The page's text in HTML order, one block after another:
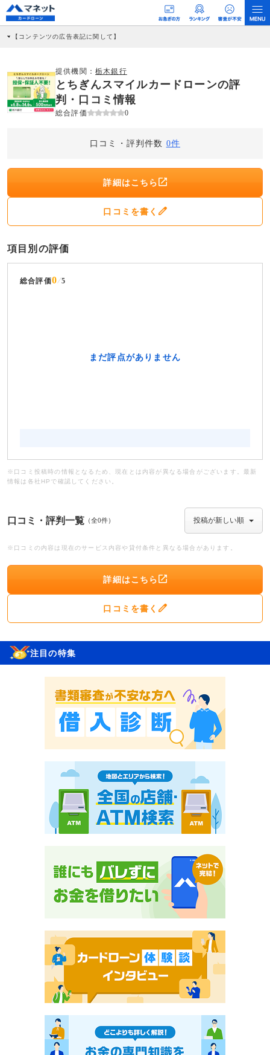
【コンテンツの広告表記に関して】
商品を根拠なくPRするものではなく、当編集部の調査／ユーザーへの口コミ収集な
どに基づき、公平性を担保した情報提供を行っています。
>提携企業一覧
提供機関： 栃木銀行
とちぎんスマイルカードローンの評
判・口コミ情報
総合評価 0
口コミ・評判件数 0件
詳細はこちら
口コミを書く
項目別の評価
総合評価0 5
※口コミ投稿時の情報となるため、現在とは内容が異なる場合がございます。最新
情報は各社HPで確認してください。
口コミ・評判一覧 （全0件）
※口コミの内容は現在のサービス内容や貸付条件と異なる場合があります。
詳細はこちら
口コミを書く
注目の特集